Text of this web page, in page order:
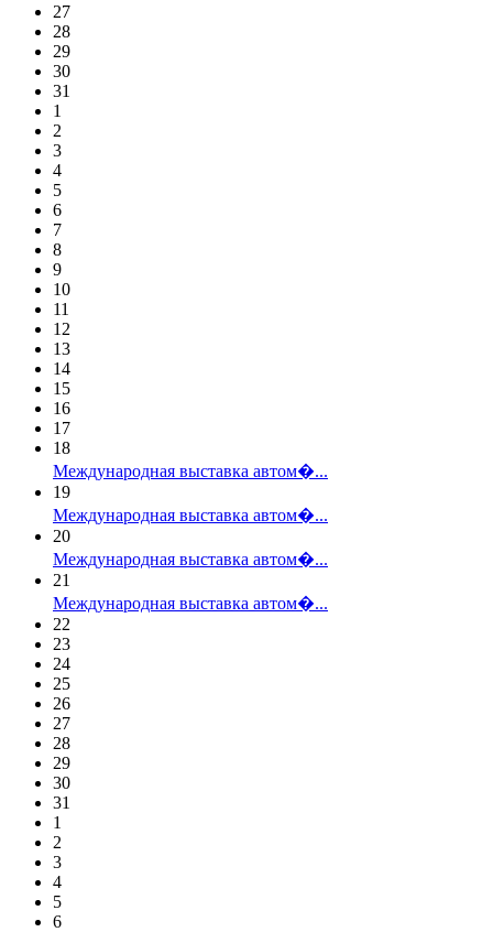
27
28
29
30
31
1
2
3
4
5
6
7
8
9
10
11
12
13
14
15
16
17
18
Международная выставка автом�...
19
Международная выставка автом�...
20
Международная выставка автом�...
21
Международная выставка автом�...
22
23
24
25
26
27
28
29
30
31
1
2
3
4
5
6